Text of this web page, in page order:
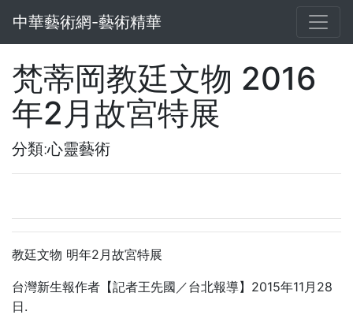
中華藝術網-藝術精華
梵蒂岡教廷文物 2016
年2月故宮特展
分類:心靈藝術
教廷文物 明年2 月故宮特展
台灣新生報作者【記者王先國／台北報導】 2015年11 月 28
日 .